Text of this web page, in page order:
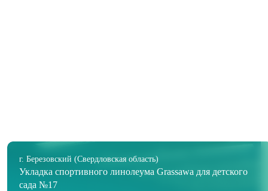
г. Березовский (Свердловская область)
Укладка спортивного линолеума Grassawa для детского
сада №17